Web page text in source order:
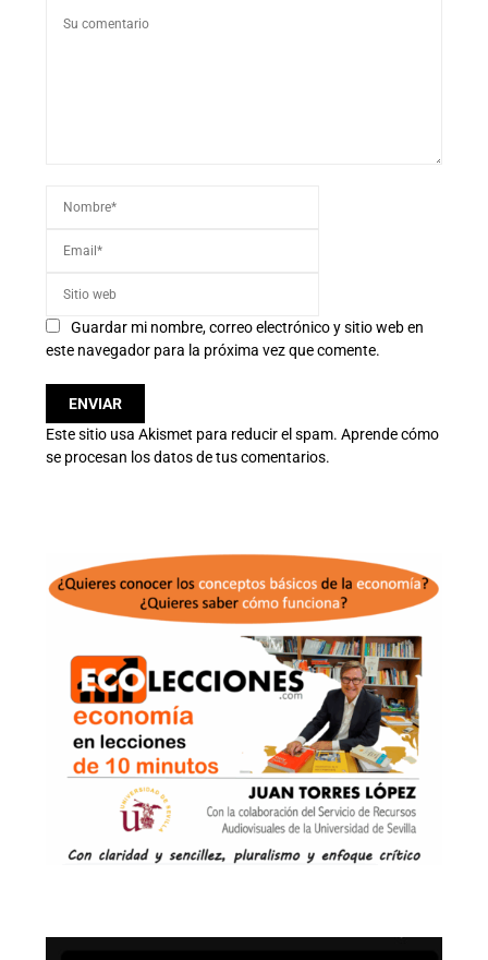
Guardar mi nombre, correo electrónico y sitio web en
este navegador para la próxima vez que comente.
Este sitio usa Akismet para reducir el spam. Aprende cómo
se procesan los datos de tus comentarios.